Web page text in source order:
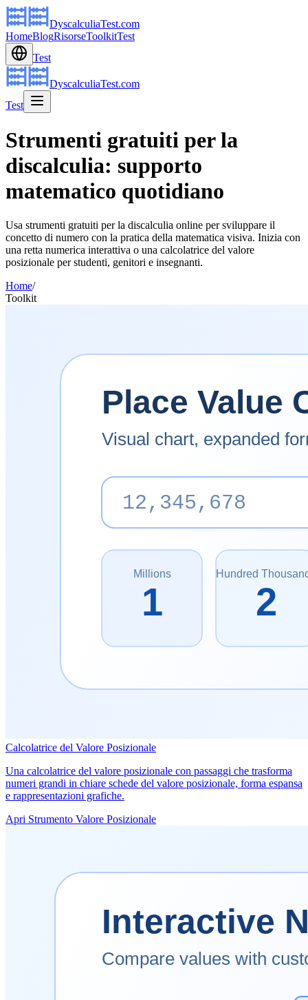
DyscalculiaTest.com
HomeBlogRisorseToolkitTest
Test
DyscalculiaTest.com
Test
Strumenti gratuiti per la
discalculia: supporto
matematico quotidiano
Usa strumenti gratuiti per la discalculia online per sviluppare il
concetto di numero con la pratica della matematica visiva. Inizia con
una retta numerica interattiva o una calcolatrice del valore
posizionale per studenti, genitori e insegnanti.
Home/
Toolkit
Calcolatrice del Valore Posizionale
Una calcolatrice del valore posizionale con passaggi che trasforma
numeri grandi in chiare schede del valore posizionale, forma espansa
e rappresentazioni grafiche.
Apri Strumento Valore Posizionale